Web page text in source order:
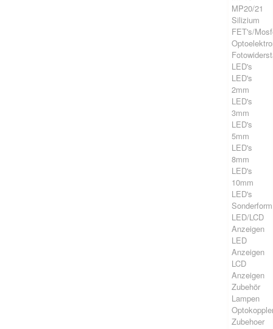
MP20/21
Silizium
FET's/
LED's
LED's
2mm
LED's
3mm
LED's
5mm
LED's
8mm
LED's
10mm
LED's
Sonderform
LED/LCD
Anzeigen
LED
Anzeigen
LCD
Anzeigen
Zubehör
Lampen
Zubehoer